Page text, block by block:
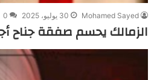
Mohamed Sayed 30 يوليو، 2025 0
الزمالك يحسم صفقة جناح